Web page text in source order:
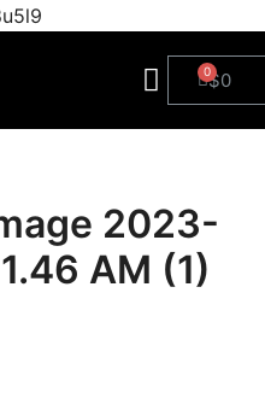
$0
2023-
AM (1)